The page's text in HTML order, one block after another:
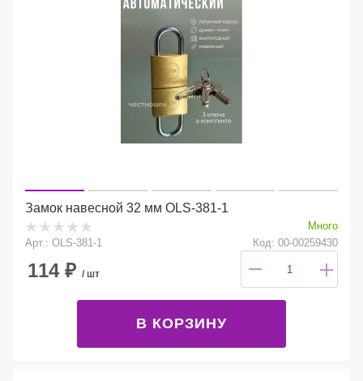
Замок навесной 32 мм OLS-381-1
Много
Арт.: OLS-381-1
Код: 00-00259430
114₽ / шт
В КОРЗИНУ